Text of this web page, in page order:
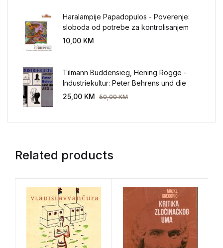
Haralampije Papadopulos - Poverenje:
sloboda od potrebe za kontrolisanjem
sveta
10,00 KM
Tilmann Buddensieg, Hening Rogge -
Industriekultur: Peter Behrens und die
AEG 1907-1914.
25,00 KM 50,00KM
Related products